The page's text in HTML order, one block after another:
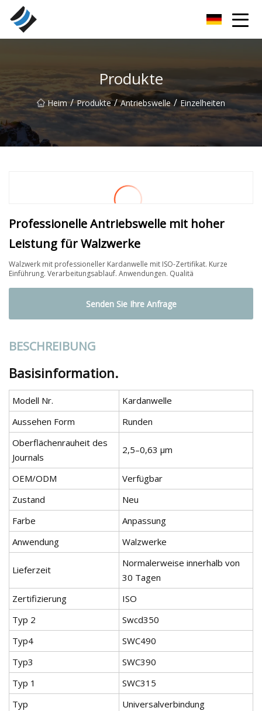
Produkte
Heim / Produkte / Antriebswelle / Einzelheiten
Professionelle Antriebswelle mit hoher
Leistung für Walzwerke
Walzwerk mit professioneller Kardanwelle mit ISO-Zertifikat. Kurze
Einführung. Verarbeitungsablauf. Anwendungen. Qualitä
Senden Sie Ihre Anfrage
BESCHREIBUNG
Basisinformation.
Modell Nr.
Kardanwelle
Aussehen Form
Runden
Oberflächenrauheit des
Journals
2,5–0,63 μm
OEM/ODM
Verfügbar
Zustand
Neu
Farbe
Anpassung
Anwendung
Walzwerke
Lieferzeit
Normalerweise innerhalb von
30 Tagen
Zertifizierung
ISO
Typ 2
Swcd350
Typ4
SWC490
Typ3
SWC390
Typ 1
SWC315
Typ
Universalverbindung